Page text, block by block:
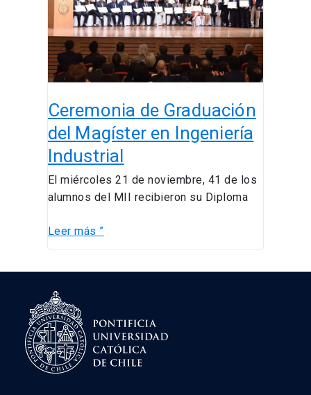
Ceremonia de Graduación
del Magíster en Ingeniería
Industrial
El miércoles 21 de noviembre, 41 de los
alumnos del MII recibieron su Diploma
Magíster
en
Ingeniería
Industrial
Leer más ”